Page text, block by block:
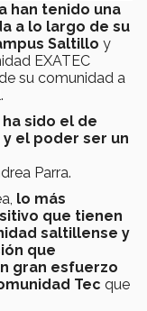
han tenido una
a lo largo de su
Saltillo y
EXATEC
su comunidad a
sido el de
el poder ser un
Parra.
lo más
que tienen
saltillense y
que
gran esfuerzo
Tec que